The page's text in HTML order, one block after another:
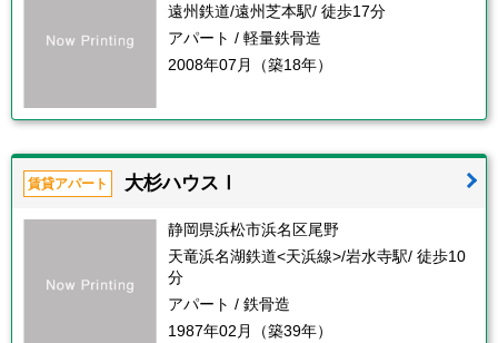
遠州鉄道/遠州芝本駅/ 徒歩17分
アパート / 軽量鉄骨造
2008年07月（築18年）
賃貸アパート 大杉ハウスⅠ
静岡県浜松市浜名区尾野
天竜浜名湖鉄道<天浜線>/岩水寺駅/ 徒歩10
分
アパート / 鉄骨造
1987年02月（築39年）